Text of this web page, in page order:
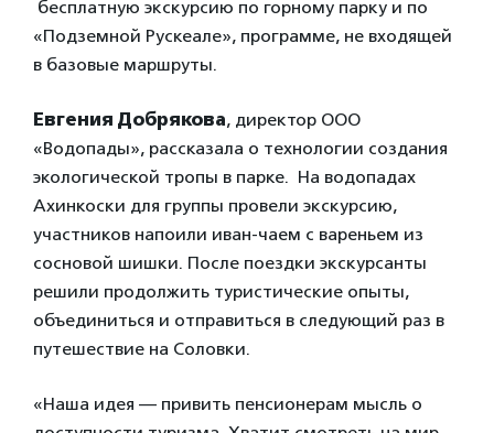
бесплатную экскурсию по горному парку и по
«Подземной Рускеале», программе, не входящей
в базовые маршруты.
Евгения Добрякова, директор ООО
«Водопады», рассказала о технологии создания
экологической тропы в парке. На водопадах
Ахинкоски для группы провели экскурсию,
участников напоили иван-чаем с вареньем из
сосновой шишки. После поездки экскурсанты
решили продолжить туристические опыты,
объединиться и отправиться в следующий раз в
путешествие на Соловки.
«Наша идея — привить пенсионерам мысль о